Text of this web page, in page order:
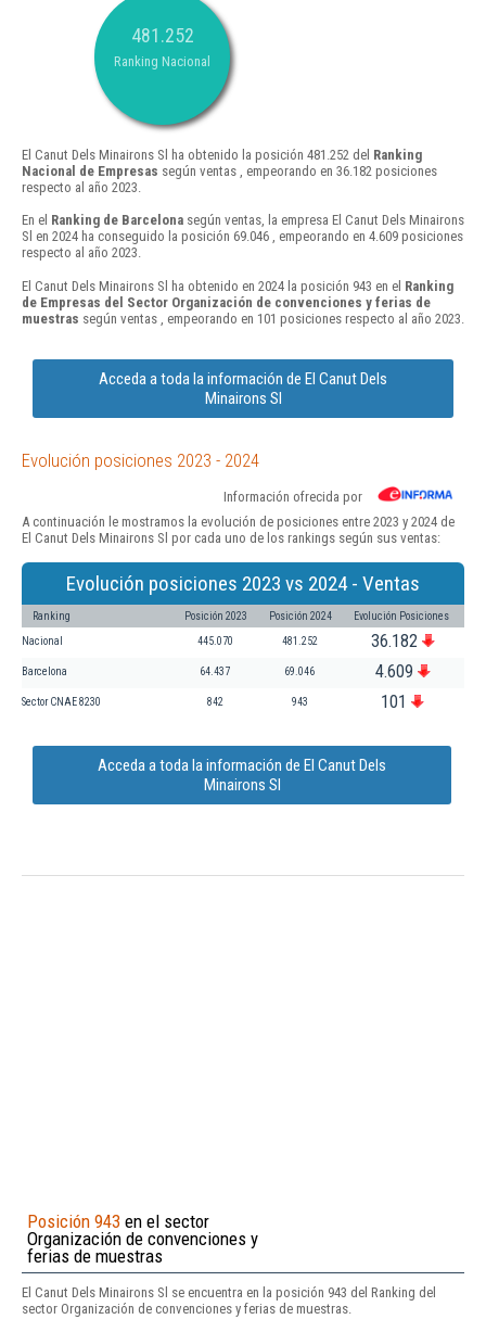
481.252
Ranking Nacional
El Canut Dels Minairons Sl ha obtenido la posición 481.252 del Ranking
Nacional de Empresas según ventas , empeorando en 36.182 posiciones
respecto al año 2023.
En el Ranking de Barcelona según ventas, la empresa El Canut Dels Minairons
Sl en 2024 ha conseguido la posición 69.046 , empeorando en 4.609 posiciones
respecto al año 2023.
El Canut Dels Minairons Sl ha obtenido en 2024 la posición 943 en el Ranking
de Empresas del Sector Organización de convenciones y ferias de
muestras según ventas , empeorando en 101 posiciones respecto al año 2023.
Acceda a toda la información de El Canut Dels
Minairons Sl
Evolución posiciones 2023 - 2024
Información ofrecida por
A continuación le mostramos la evolución de posiciones entre 2023 y 2024 de
El Canut Dels Minairons Sl por cada uno de los rankings según sus ventas:
Evolución posiciones 2023 vs 2024 - Ventas
Ranking Posición 2023 Posición 2024 Evolución Posiciones
Nacional 445.070 481.252 36.182
Barcelona 64.437 69.046 4.609
Sector CNAE 8230 842 943 101
Acceda a toda la información de El Canut Dels
Minairons Sl
Posición 943 en el sector
Organización de convenciones y
ferias de muestras
El Canut Dels Minairons Sl se encuentra en la posición 943 del Ranking del
sector Organización de convenciones y ferias de muestras.